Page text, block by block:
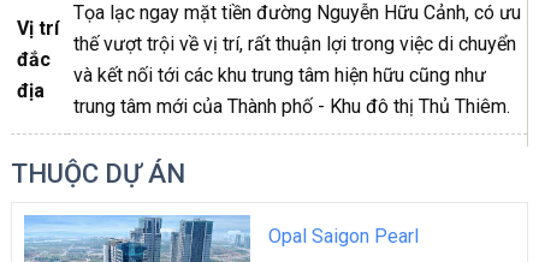
Vị trí
đắc
địa
Tọa lạc ngay mặt tiền đường Nguyễn Hữu Cảnh, có ưu
thế vượt trội về vị trí, rất thuận lợi trong việc di chuyển
và kết nối tới các khu trung tâm hiện hữu cũng như
trung tâm mới của Thành phố - Khu đô thị Thủ Thiêm.
THUỘC DỰ ÁN
Opal Saigon Pearl